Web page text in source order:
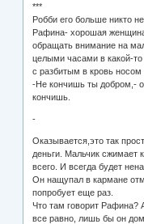
***
Робби его больше никто
Рафина- хорошая
обращать внимание на
целыми часами в какой-
с разбитым в кровь носом
-Не кончишь ты добром,-
кончишь.
-
Оказывается,это так
деньги. Мальчик сжимает
всего. И всегда будет
Он нащупал в кармане
попробует еще раз.
Что там говорит Рафина?
все равно, лишь бы он